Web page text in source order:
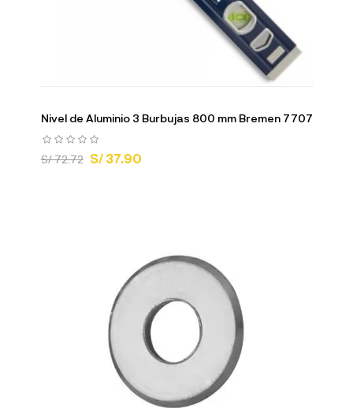
Nivel de Aluminio 3 Burbujas 800 mm Bremen 7707
S/ 72.72 S/ 37.90